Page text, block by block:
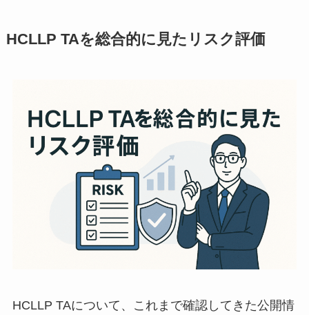
HCLLP TAを総合的に見たリスク評価
HCLLP TAについて、これまで確認してきた公開情